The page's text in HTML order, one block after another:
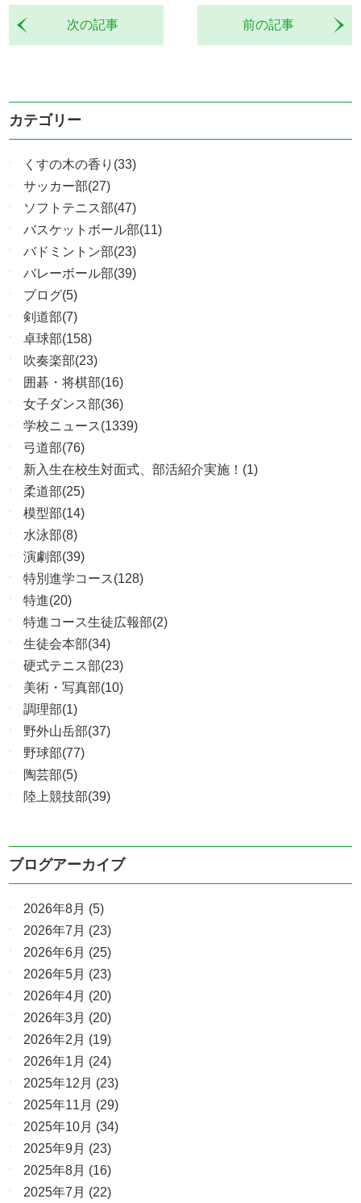
前の記事
次の記事
カテゴリー
くすの木の香り(33)
サッカー部(27)
ソフトテニス部(47)
バスケットボール部(11)
バドミントン部(23)
バレーボール部(39)
ブログ(5)
剣道部(7)
卓球部(158)
吹奏楽部(23)
囲碁・将棋部(16)
女子ダンス部(36)
学校ニュース(1339)
弓道部(76)
新入生在校生対面式、部活紹介実施！(1)
柔道部(25)
模型部(14)
水泳部(8)
演劇部(39)
特別進学コース(128)
特進(20)
特進コース生徒広報部(2)
生徒会本部(34)
硬式テニス部(23)
美術・写真部(10)
調理部(1)
野外山岳部(37)
野球部(77)
陶芸部(5)
陸上競技部(39)
ブログアーカイブ
2026年8月 (5)
2026年7月 (23)
2026年6月 (25)
2026年5月 (23)
2026年4月 (20)
2026年3月 (20)
2026年2月 (19)
2026年1月 (24)
2025年12月 (23)
2025年11月 (29)
2025年10月 (34)
2025年9月 (23)
2025年8月 (16)
2025年7月 (22)